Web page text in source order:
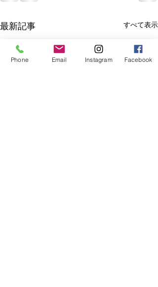
最新記事 すべて表示
Phone Email Instagram Facebook